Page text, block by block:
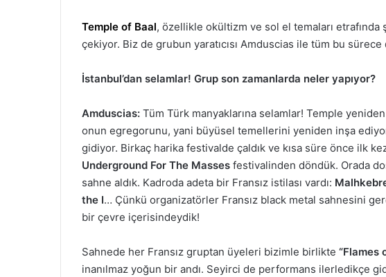
Temple of Baal, özellikle okültizm ve sol el temaları etrafında
çekiyor. Biz de grubun yaratıcısı Amduscias ile tüm bu
İstanbul’dan selamlar! Grup son zamanlarda neler yapıyor?
Amduscias: Tüm Türk manyaklarına selamlar! Temple
onun egregorunu, yani büyüsel temellerini yeniden inşa
gidiyor. Birkaç harika festivalde çaldık ve kısa süre önce ilk kez
Underground For The Masses festivalinden döndük. Orada
sahne aldık. Kadroda adeta bir Fransız istilası vardı:
the I… Çünkü organizatörler Fransız black metal sahnesini
bir çevre içerisindeydik!
Sahnede her Fransız gruptan üyeleri bizimle birlikte “Flames
inanılmaz yoğun bir andı. Seyirci de performans ilerledikçe